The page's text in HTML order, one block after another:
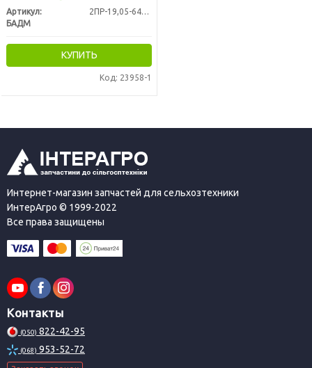
Артикул:
2ПР-19,05-6400-1
БАДМ
КУПИТЬ
Код: 23958-1
Интернет-магазин запчастей для сельхозтехники
ИнтерАгро © 1999-2022
Все права защищены
Контакты
(050) 822-42-95
(068) 953-52-72